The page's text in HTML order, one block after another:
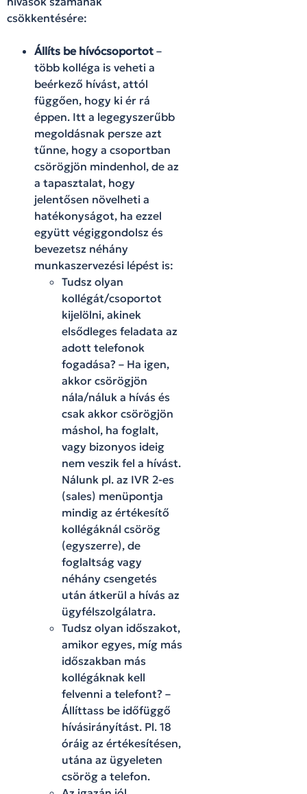
csökkentésére:
Állíts be hívócsoportot –
több kolléga is veheti a
beérkező hívást, attól
függően, hogy ki ér rá
éppen. Itt a legegyszerűbb
megoldásnak persze azt
tűnne, hogy a csoportban
csörögjön mindenhol, de az
a tapasztalat, hogy
jelentősen növelheti a
hatékonyságot, ha ezzel
együtt végiggondolsz és
bevezetsz néhány
munkaszervezési lépést is:
Tudsz olyan
kollégát/csoportot
kijelölni, akinek
elsődleges feladata az
adott telefonok
fogadása? – Ha igen,
akkor csörögjön
nála/náluk a hívás és
csak akkor csörögjön
máshol, ha foglalt,
vagy bizonyos ideig
nem veszik fel a hívást.
Nálunk pl. az IVR 2-es
(sales) menüpontja
mindig az értékesítő
kollégáknál csörög
(egyszerre), de
foglaltság vagy
néhány csengetés
után átkerül a hívás az
ügyfélszolgálatra.
Tudsz olyan időszakot,
amikor egyes, míg más
időszakban más
kollégáknak kell
felvenni a telefont? –
Állíttass be időfüggő
hívásirányítást. Pl. 18
óráig az értékesítésen,
utána az ügyeleten
csörög a telefon.